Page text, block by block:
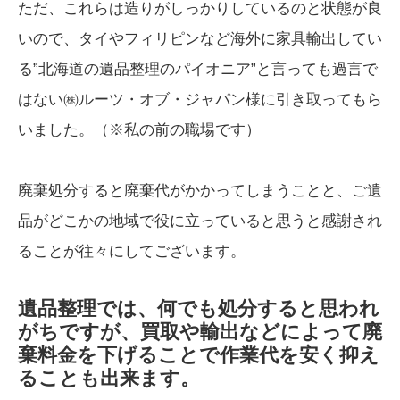
ただ、これらは造りがしっかりしているのと状態が良
いので、タイやフィリピンなど海外に家具輸出してい
る”北海道の遺品整理のパイオニア”と言っても過言で
はない㈱ルーツ・オブ・ジャパン様に引き取ってもら
いました。（※私の前の職場です）
廃棄処分すると廃棄代がかかってしまうことと、ご遺
品がどこかの地域で役に立っていると思うと感謝され
ることが往々にしてございます。
遺品整理では、何でも処分すると思われ
がちですが、買取や輸出などによって廃
棄料金を下げることで作業代を安く抑え
ることも出来ます。